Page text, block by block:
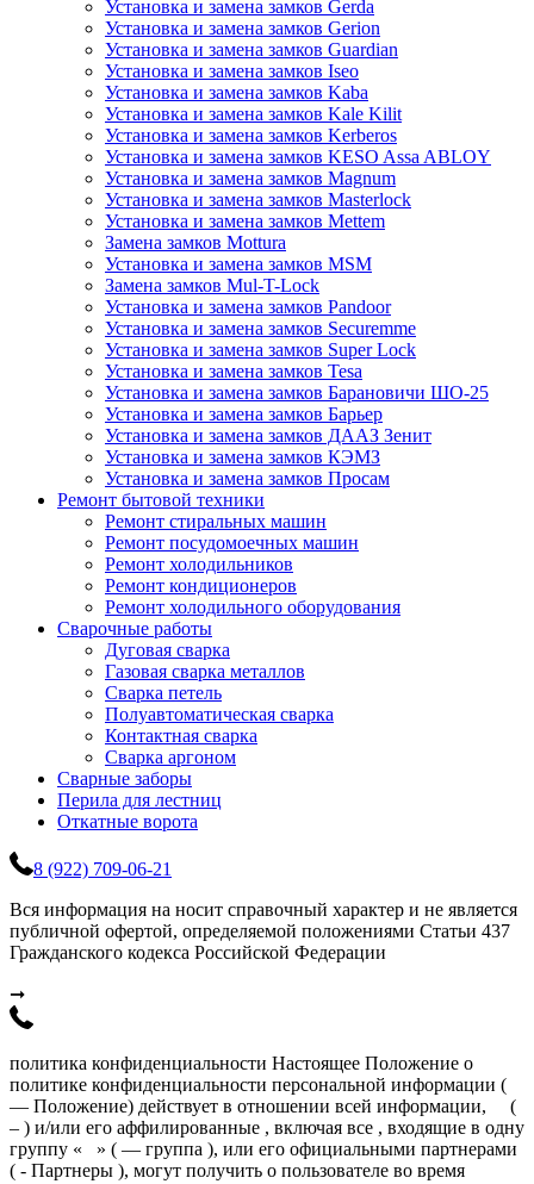
Установка и замена замков Gerda
Установка и замена замков Gerion
Установка и замена замков Guardian
Установка и замена замков Iseo
Установка и замена замков Kaba
Установка и замена замков Kale Kilit
Установка и замена замков Kerberos
Установка и замена замков KESO Assa ABLOY
Установка и замена замков Magnum
Установка и замена замков Masterlock
Установка и замена замков Mettem
Замена замков Mottura
Установка и замена замков MSM
Замена замков Mul-T-Lock
Установка и замена замков Pandoor
Установка и замена замков Securemme
Установка и замена замков Super Lock
Установка и замена замков Tesa
Установка и замена замков Барановичи ШО-25
Установка и замена замков Барьер
Установка и замена замков ДААЗ Зенит
Установка и замена замков КЭМЗ
Установка и замена замков Просам
Ремонт бытовой техники
Ремонт стиральных машин
Ремонт посудомоечных машин
Ремонт холодильников
Ремонт кондиционеров
Ремонт холодильного оборудования
Сварочные работы
Дуговая сварка
Газовая сварка металлов
Сварка петель
Полуавтоматическая сварка
Контактная сварка
Сварка аргоном
Сварные заборы
Перила для лестниц
Откатные ворота
8 (922) 709-06-21
Вся информация на носит справочный характер и не является
публичной офертой, определяемой положениями Статьи 437
Гражданского кодекса Российской Федерации
➞
политика конфиденциальности Настоящее Положение о
политике конфиденциальности персональной информации (
— Положение) действует в отношении всей информации, (
– ) и/или его аффилированные , включая все , входящие в одну
группу « » ( — группа ), или его официальными партнерами
( - Партнеры ), могут получить о пользователе во время